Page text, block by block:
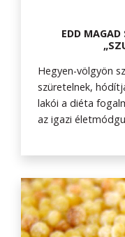
EDD MAGAD
Hegyen-völgyön
szüretelnek,
lakói a diéta
az igazi